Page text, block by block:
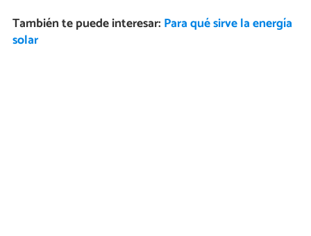
También te puede interesar: Para qué sirve la energía
solar